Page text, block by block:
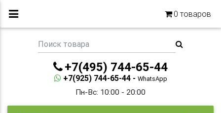
0 товаров
+7(495) 744-65-44
+7(925) 744-65-44 - WhatsApp
Пн-Вс: 10:00 - 20:00